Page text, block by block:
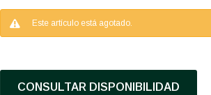
Este artículo está agotado.
CONSULTAR DISPONIBILIDAD